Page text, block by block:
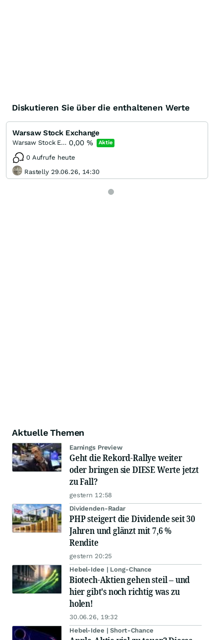
Diskutieren Sie über die enthaltenen Werte
Warsaw Stock Exchange
Warsaw Stock Exchange 0,00 % Aktie
0 Aufrufe heute
Rastelly 29.06.26, 14:30
Aktuelle Themen
Earnings Preview
Geht die Rekord-Rallye weiter
oder bringen sie DIESE Werte jetzt
zu Fall?
gestern 12:58
Dividenden-Radar
PHP steigert die Dividende seit 30
Jahren und glänzt mit 7,6 %
Rendite
gestern 20:25
Hebel-Idee | Long-Chance
Biotech-Aktien gehen steil – und
hier gibt's noch richtig was zu
holen!
30.06.26, 19:32
Hebel-Idee | Short-Chance